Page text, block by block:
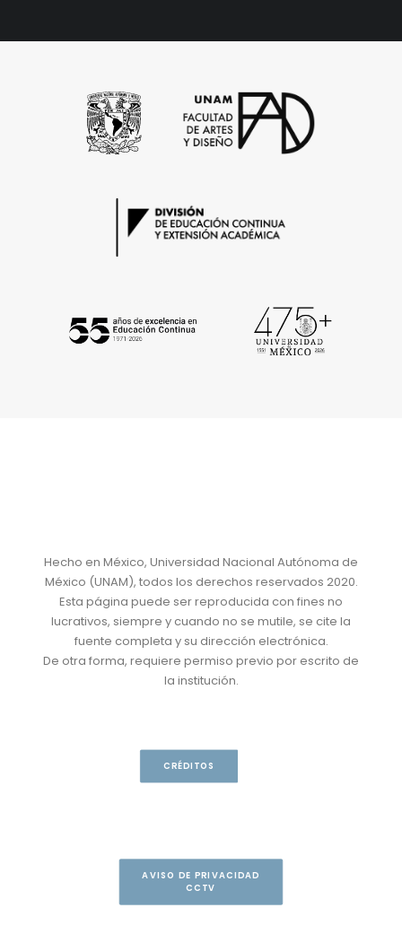
Hecho en México, Universidad Nacional Autónoma de
México (UNAM), todos los derechos reservados 2020.
Esta página puede ser reproducida con fines no
lucrativos, siempre y cuando no se mutile, se cite la
fuente completa y su dirección electrónica.
De otra forma, requiere permiso previo por escrito de
la institución.
CRÉDITOS
AVISO DE PRIVACIDAD
CCTV